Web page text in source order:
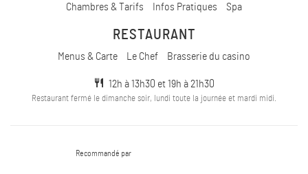
Chambres & Tarifs Infos Pratiques Spa
RESTAURANT
Menus & Carte Le Chef Brasserie du casino
12h à 13h30 et 19h à 21h30
Restaurant fermé le dimanche soir, lundi toute la journée et mardi midi.
Recommandé par